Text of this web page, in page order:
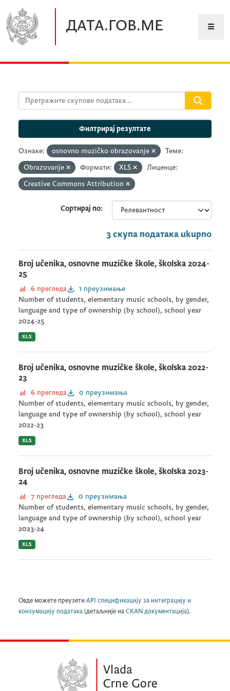
ДАТА.ГОВ.МЕ
Филтрирај резултате
Ознаке: osnovno muzičko obrazovanje
Теме:
Obrazovanje
Формати: XLS
Лиценце:
Creative Commons Attribution
Сортирај по
3 скупа података ukupno
Broj učenika, osnovne muzičke škole, školska 2024-
25
6 прегледа
1 преузимање
Number of students, elementary music schools, by gender,
language and type of ownership (by school), school year
2024-25
XLS
Broj učenika, osnovne muzičke škole, školska 2022-
23
6 прегледа
0 преузимања
Number of students, elementary music schools, by gender,
language and type of ownership (by school), school year
2022-23
XLS
Broj učenika, osnovne muzičke škole, školska 2023-
24
7 прегледа
0 преузимања
Number of students, elementary music schools, by gender,
language and type of ownership (by school), school year
2023-24
XLS
Овде можете преузети API спецификацију за интеграцију и
конзумацију података (детаљније на CKAN документација).